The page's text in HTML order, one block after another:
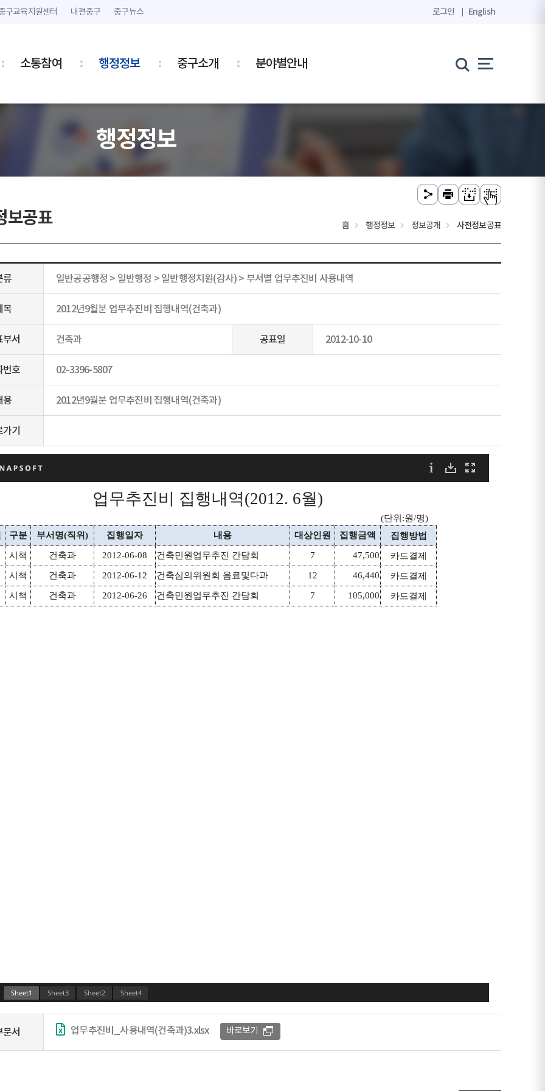
구교육지원센터 내편중구 중구뉴스 로그인 English
소통참여 행정정보 중구소개 분야별안내
행정정보
보공표 홈 행정정보 정보공개 사전정보공표
류 일반공공행정 > 일반행정 > 일반행정지원(감사) > 부서별 업무추진비 사용내역
목 2012년9월분 업무추진비 집행내역(건축과)
부서 건축과 공표일 2012-10-10
번호 02-3396-5807
용 2012년9월분 업무추진비 집행내역(건축과)
기
문서 업무추진비_사용내역(건축과)3.xlsx 바로보기